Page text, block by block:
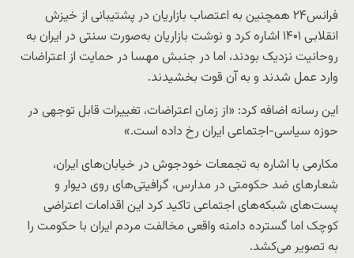
فرانس۲۴ همچنین به اعتصاب بازاریان در پشتیبانی از خیزش
انقلابی ۱۴۰۱ اشاره کرد و نوشت بازاریان به‌صورت سنتی در ایران به
روحانیت نزدیک بودند، اما در جنبش مهسا در حمایت از اعتراضات
وارد عمل شدند و به آن قوت بخشیدند.
این رسانه اضافه کرد: «از زمان اعتراضات، تغییرات قابل توجهی در
حوزه سیاسی-اجتماعی ایران رخ داده است.»
مکارمی با اشاره به تجمعات خودجوش در خیابان‌های ایران،
شعارهای ضد حکومتی در مدارس، گرافیتی‌های روی دیوار و
پست‌های شبکه‌های اجتماعی تاکید کرد این اقدامات اعتراضی
کوچک اما گسترده دامنه واقعی مخالفت مردم ایران با حکومت را
به تصویر می‌کشد.